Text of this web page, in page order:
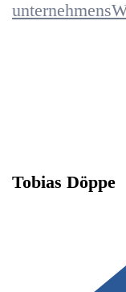
Tobias Döppe